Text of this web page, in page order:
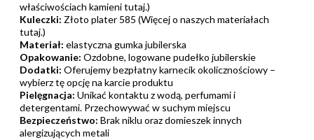
właściwościach kamieni tutaj.)
Kuleczki: Złoto plater 585 (Więcej o naszych materiałach
tutaj.)
Materiał: elastyczna gumka jubilerska
Opakowanie: Ozdobne, logowane pudełko jubilerskie
Dodatki: Oferujemy bezpłatny karnecik okolicznościowy –
wybierz tę opcję na karcie produktu
Pielęgnacja: Unikać kontaktu z wodą, perfumami i
detergentami. Przechowywać w suchym miejscu
Bezpieczeństwo: Brak niklu oraz domieszek innych
alergizujących metali